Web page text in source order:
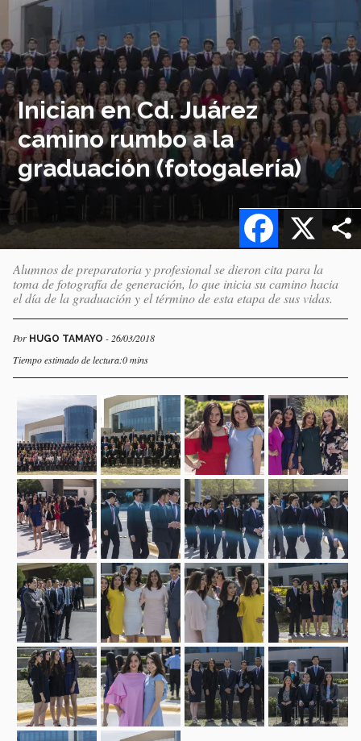
Inician en Cd. Juárez
camino rumbo a la
graduación (fotogalería)
X
Facebook
Alumnos de preparatoria y profesional se dieron cita para la
toma de fotografía de generación, lo que inicia su camino hacia
el día de la graduación y el término de esta etapa de sus vidas.
Por HUGO TAMAYO - 26/03/2018
Tiempo estimado de lectura:0 mins